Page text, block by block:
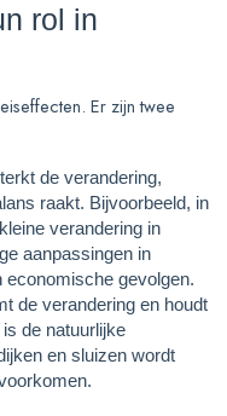
rol in
Er zijn twee
de verandering,
raakt. Bijvoorbeeld, in
verandering in
aanpassingen in
economische gevolgen.
de verandering en houdt
de natuurlijke
en sluizen wordt